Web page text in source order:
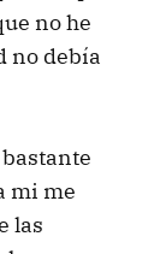
no he
no debía
mi me
las